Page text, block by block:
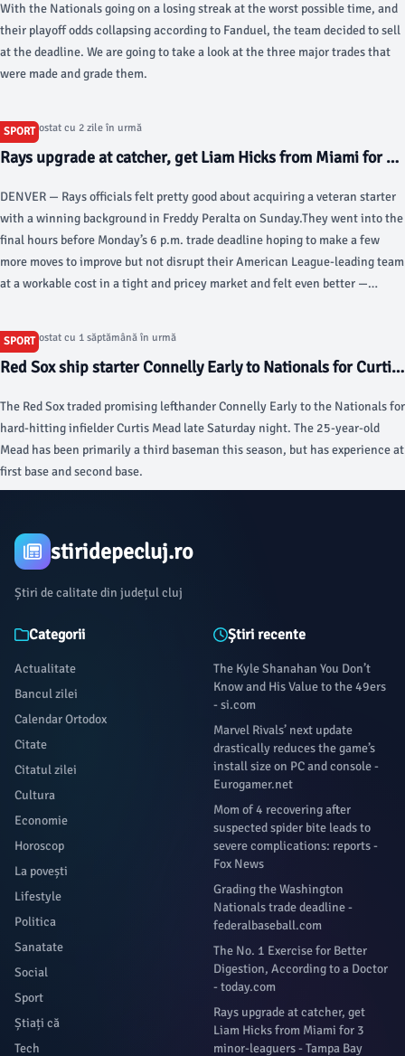
With the Nationals going on a losing streak at the worst possible time, and
their playoff odds collapsing according to Fanduel, the team decided to sell
at the deadline. We are going to take a look at the three major trades that
were made and grade them.
SPORT
Articol postat cu 2 zile în urmă
Rays upgrade at catcher, get Liam Hicks from Miami for 3
DENVER — Rays officials felt pretty good about acquiring a veteran starter
with a winning background in Freddy Peralta on Sunday.They went into the
final hours before Monday’s 6 p.m. trade deadline hoping to make a few
more moves to improve but not disrupt their American League-leading team
at a workable cost in a tight and pricey market and felt even better —
SPORT
Articol postat cu 1 săptămână în urmă
Red Sox ship starter Connelly Early to Nationals for Curtis
The Red Sox traded promising lefthander Connelly Early to the Nationals for
hard-hitting infielder Curtis Mead late Saturday night. The 25-year-old
Mead has been primarily a third baseman this season, but has experience at
first base and second base.
stiridepecluj.ro
Știri de calitate din județul cluj
Categorii
Actualitate
Bancul zilei
Calendar Ortodox
Citate
Citatul zilei
Cultura
Economie
Horoscop
La povești
Lifestyle
Politica
Sanatate
Social
Sport
Știați că
Tech
Știri recente
The Kyle Shanahan You Don’t
Know and His Value to the 49ers
- si.com
Marvel Rivals’ next update
drastically reduces the game’s
install size on PC and console -
Eurogamer.net
Mom of 4 recovering after
suspected spider bite leads to
severe complications: reports -
Fox News
Grading the Washington
Nationals trade deadline -
federalbaseball.com
The No. 1 Exercise for Better
Digestion, According to a Doctor
- today.com
Rays upgrade at catcher, get
Liam Hicks from Miami for 3
minor-leaguers - Tampa Bay